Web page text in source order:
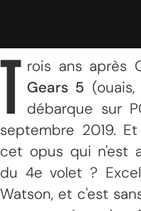
T rois ans après
Gears 5
débarque sur
septembre 2019.
cet opus qui n'est
du 4e volet ?
Watson, et c'est